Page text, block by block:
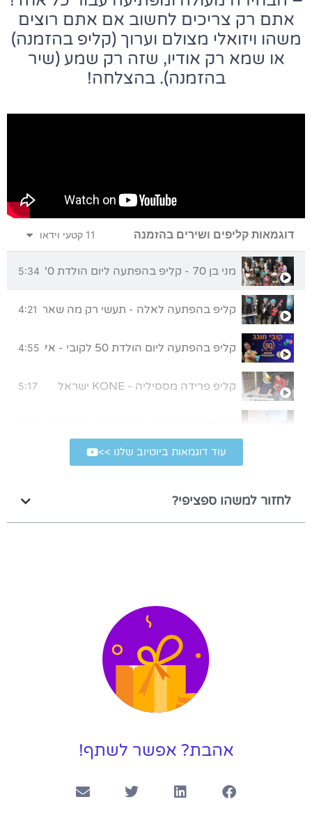
אתם רק צריכים לחשוב אם אתם רוצים
משהו ויזואלי מצולם וערוך (קליפ בהזמנה)
או שמא רק אודיו, שזה רק שמע (שיר
בהזמנה). בהצלחה!
דוגמאות קליפים ושירים בהזמנה 11 קטעי וידאו
מני בן 70 - קליפ בהפתעה ליום הולדת 70 מכל המשפחה 5:34
קליפ בהפתעה לאלה - תעשי רק מה שאת אוהבת
4:21
קליפ בהפתעה ליום הולדת 50 לקובי - אללה בית"ר! 4:55
קליפ פרידה מססיליה - KONE ישראל 5:17
קליפ במתנה ליום הולדת 80 של סבא
קליפ בהפתעה לבר מצווה 5:43
קליפ יום הולדת 50 לאמא המלכה שלנו
קליפ בר מצווה ליונתן
עוד דוגמאות ביוטיוב שלנו >>
לחזור למשהו ספציפי?
אהבת? אפשר לשתף!